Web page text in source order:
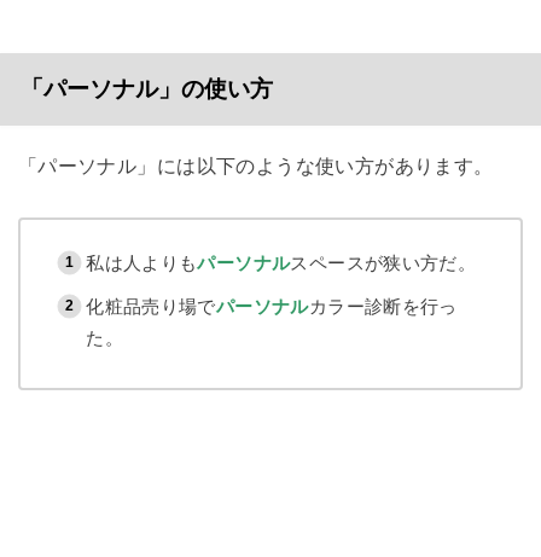
「パーソナル」の使い方
「パーソナル」には以下のような使い方があります。
私は人よりもパーソナルスペースが狭い方だ。
化粧品売り場でパーソナルカラー診断を行っ
た。